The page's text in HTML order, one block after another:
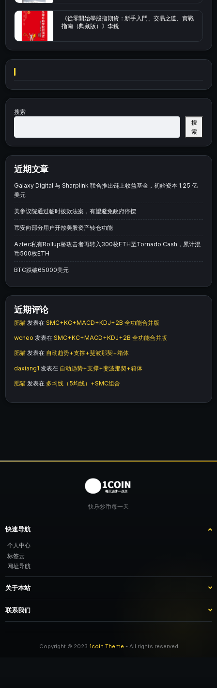
《從零開始學股指期貨：新手入門、交易之道、實戰
指南（典藏版）》李銳
搜索
搜
索
近期文章
Galaxy Digital 与 Sharplink 联合推出链上收益基金，初始资本 1.25 亿
美元
美参议院通过临时拨款法案，有望避免政府停摆
币安向部分用户开放美股资产转仓功能
Aztec私有Rollup桥攻击者再转入300枚ETH至Tornado Cash，累计混
币500枚ETH
BTC跌破65000美元
近期评论
肥猫 发表在 SMC+KC+MACD+KDJ+2B 全功能合并版
wcneo 发表在 SMC+KC+MACD+KDJ+2B 全功能合并版
肥猫 发表在 自动趋势+支撑+斐波那契+箱体
daxiang1 发表在 自动趋势+支撑+斐波那契+箱体
肥猫 发表在 多均线（5均线）+SMC组合
快乐炒币每一天
快速导航
个人中心
标签云
网址导航
关于本站
站点介绍
客服咨询
推广计划
联系我们
TG：@feimao2024 QQ：3261605442 微信：moto001com 新浪微博：不
Copyright © 2023 1coin Theme - All rights reserved